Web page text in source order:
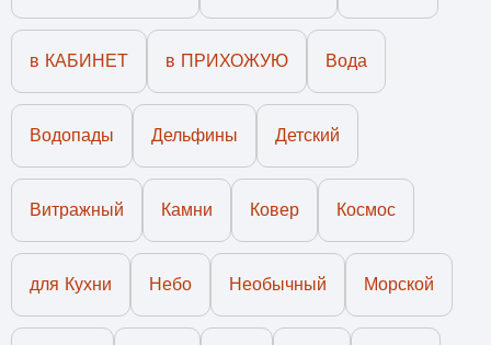
в КАБИНЕТ в ПРИХОЖУЮ Вода
Водопады Дельфины Детский
Витражный Камни Ковер Космос
для Кухни Небо Необычный Морской